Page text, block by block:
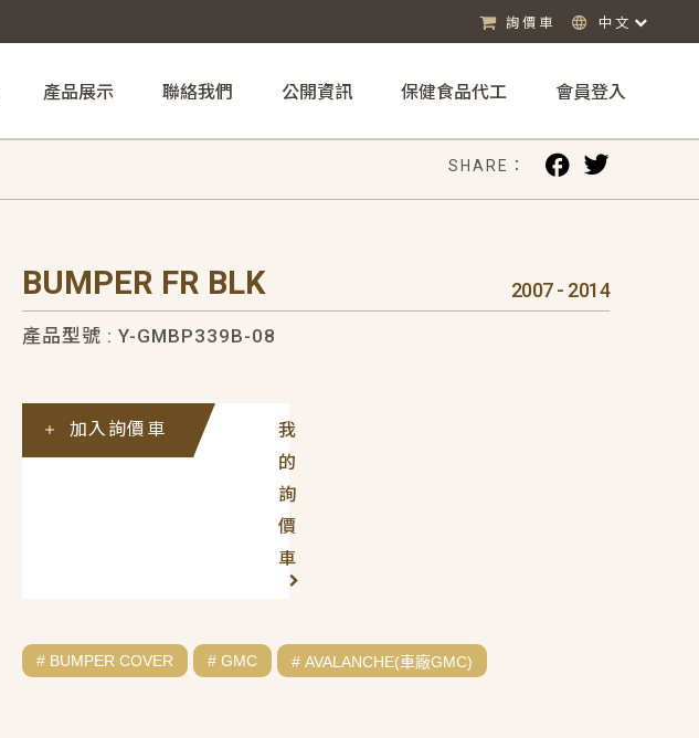
詢價車 中文
產品展示 聯絡我們 公開資訊 保健食品代工 會員登入
SHARE：
BUMPER FR BLK 2007 - 2014
產品型號 : Y-GMBP339B-08
我
的
詢
價
車
加入詢價車
# BUMPER COVER # GMC # AVALANCHE(車廠GMC)